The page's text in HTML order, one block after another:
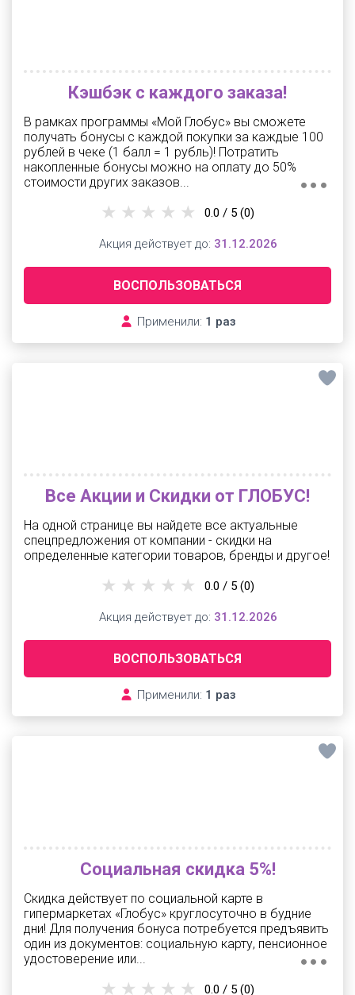
Кэшбэк с каждого заказа!
В рамках программы «Мой Глобус» вы сможете
получать бонусы с каждой покупки за каждые 100
рублей в чеке (1 балл = 1 рубль)! Потратить
накопленные бонусы можно на оплату до 50%
стоимости других заказов...
ВОСПОЛЬЗОВАТЬСЯ
Применили: 1 раз
0.0 / 5 (0)
Акция действует до: 31.12.2026
Все Акции и Скидки от ГЛОБУС!
На одной странице вы найдете все актуальные
спецпредложения от компании - скидки на
определенные категории товаров, бренды и другое!
ВОСПОЛЬЗОВАТЬСЯ
Применили: 1 раз
0.0 / 5 (0)
Акция действует до: 31.12.2026
Социальная скидка 5%!
Скидка действует по социальной карте в
гипермаркетах «Глобус» круглосуточно в будние
дни! Для получения бонуса потребуется предъявить
один из документов: социальную карту, пенсионное
удостоверение или...
0.0 / 5 (0)